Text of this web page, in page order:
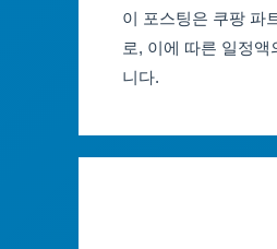
세종특별자치시
강원도
대구축제 일정
광주축제 일정
이 포스팅은 쿠팡 파
로, 이에 따른 일정
니다.